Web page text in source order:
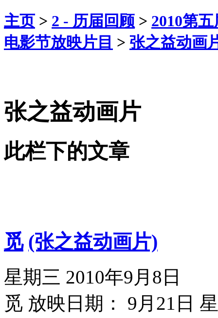
主页 > 2 - 历届回顾 > 2010第
电影节放映片目 > 张之益动画
张之益动画片
此栏下的文章
觅 (张之益动画片)
星期三 2010年9月8日
觅 放映日期： 9月21日